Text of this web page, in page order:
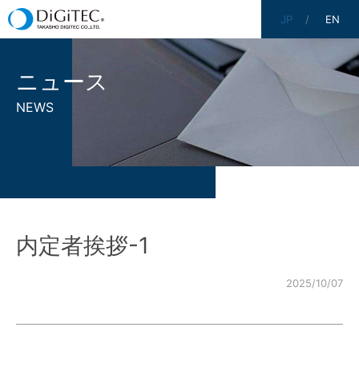
JP EN
ニュース
NEWS
内定者挨拶-1
2025/10/07